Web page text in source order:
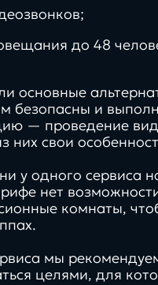
до 48
основные
безопасны и
— проведение
них свои
у одного сервиса
нет
комнаты,
мы
целями, для